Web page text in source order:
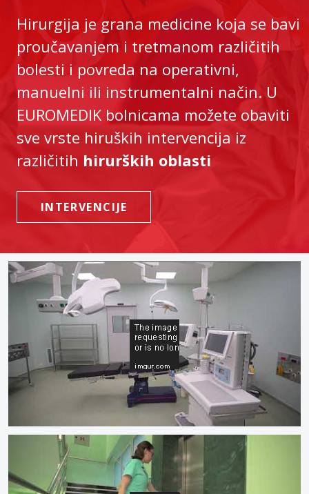
Hirurgija je grana medicine koja se bavi
proučavanjem i tretmanom različitih
bolesti i povreda na operativni,
manuelni ili instrumentalni način. U
EUROMEDIK bolnicama možete obaviti
sve vrste hiruških intervencija iz
različitih hirurških oblasti
INTERVENCIJE